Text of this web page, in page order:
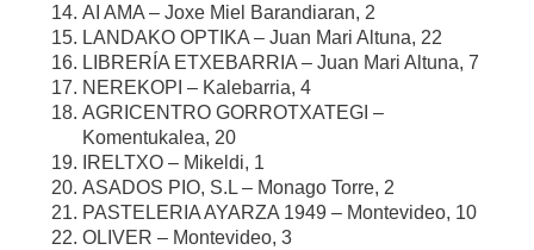
AI AMA – Joxe Miel Barandiaran, 2
LANDAKO OPTIKA – Juan Mari Altuna, 22
LIBRERÍA ETXEBARRIA – Juan Mari Altuna, 7
NEREKOPI – Kalebarria, 4
AGRICENTRO GORROTXATEGI –
Komentukalea, 20
IRELTXO – Mikeldi, 1
ASADOS PIO, S.L – Monago Torre, 2
PASTELERIA AYARZA 1949 – Montevideo, 10
OLIVER – Montevideo, 3